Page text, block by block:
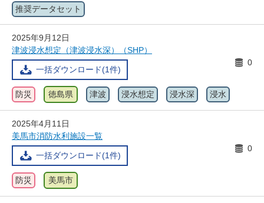
推奨データセット
2025年9月12日
津波浸水想定（津波浸水深）（SHP）
一括ダウンロード(1件)
0
防災 徳島県 津波 浸水想定 浸水深 浸水
2025年4月11日
美馬市消防水利施設一覧
一括ダウンロード(1件)
0
防災 美馬市